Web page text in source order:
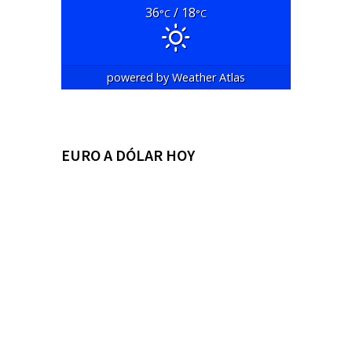
36°C/ 18°C
powered byWeather Atlas
EURO A DÓLAR HOY